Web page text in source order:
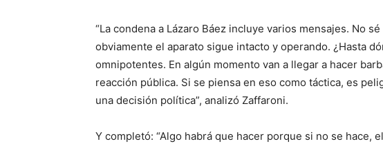
“La condena a Lázaro Báez incluye varios mensajes. No
obviamente el aparato sigue intacto y operando. ¿Hasta
omnipotentes. En algún momento van a llegar a hacer
reacción pública. Si se piensa en eso como táctica, es
una decisión política”, analizó Zaffaroni.
Y completó: “Algo habrá que hacer porque si no se hace,